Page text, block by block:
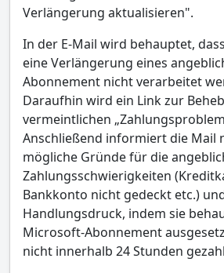
Verlängerung aktualisieren".
In der E-Mail wird behauptet,
eine Verlängerung eines
Abonnement nicht verarbeitet
Daraufhin wird ein Link zur
vermeintlichen
Anschließend informiert die Mail
mögliche Gründe für die
Zahlungsschwierigkeiten
Bankkonto nicht gedeckt etc.)
Handlungsdruck, indem sie
Microsoft-Abonnement
nicht innerhalb 24 Stunden